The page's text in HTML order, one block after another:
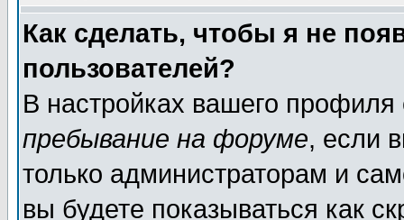
Как сделать, чтобы я не
пользователей?
В настройках вашего
пребывание на форуме, если
только администраторам и
вы будете показываться как